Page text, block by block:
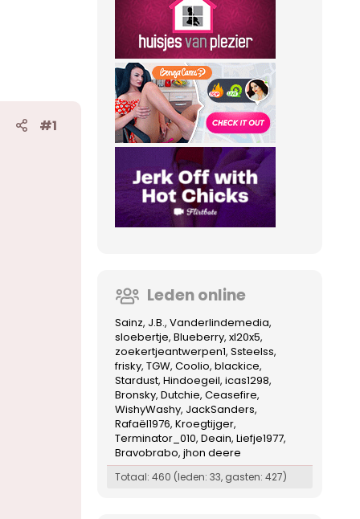
#1
Leden online
Sainz J.B. Vanderlindemedia
sloebertje Blueberry xl20x5
zoekertjeantwerpen1 Ssteelss
frisky TGW Coolio blackice
Stardust Hindoegeil icas1298
Bronsky Dutchie Ceasefire
WishyWashy JackSanders
Rafaël1976 Kroegtijger
Terminator_010 Deain Liefje1977
Bravobrabo jhon deere
Totaal: 460 (leden: 33, gasten: 427)